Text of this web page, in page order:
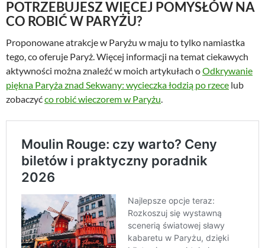
POTRZEBUJESZ WIĘCEJ POMYSŁÓW NA
CO ROBIĆ W PARYŻU?
Proponowane atrakcje w Paryżu w maju to tylko namiastka
tego, co oferuje Paryż. Więcej informacji na temat ciekawych
aktywności można znaleźć w moich artykułach oOdkrywanie
piękna Paryża znad Sekwany: wycieczka łodzią po rzece lub
zobaczyćco robić wieczorem w Paryżu